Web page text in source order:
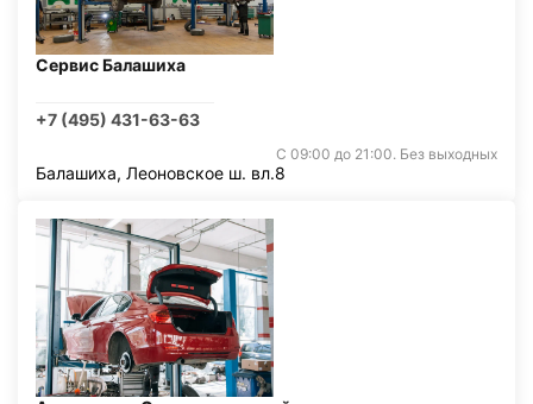
Сервис Балашиха
+7 (495) 431-63-63
С 09:00 до 21:00. Без выходных
Балашиха, Леоновское ш. вл.8